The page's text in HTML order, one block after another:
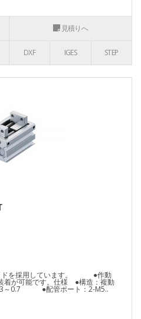
見積りへ
DXF IGES STEP
ドを採用しています。 ●作動
着が可能です。仕様 ●構造：複動
0.7 ●配管ポート：2-M5..